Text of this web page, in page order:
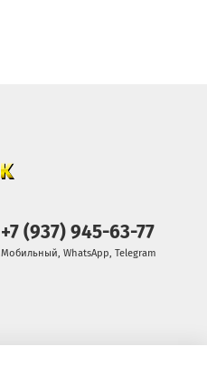
+7 (937) 945-63-77
Мобильный, WhatsApp, Telegram